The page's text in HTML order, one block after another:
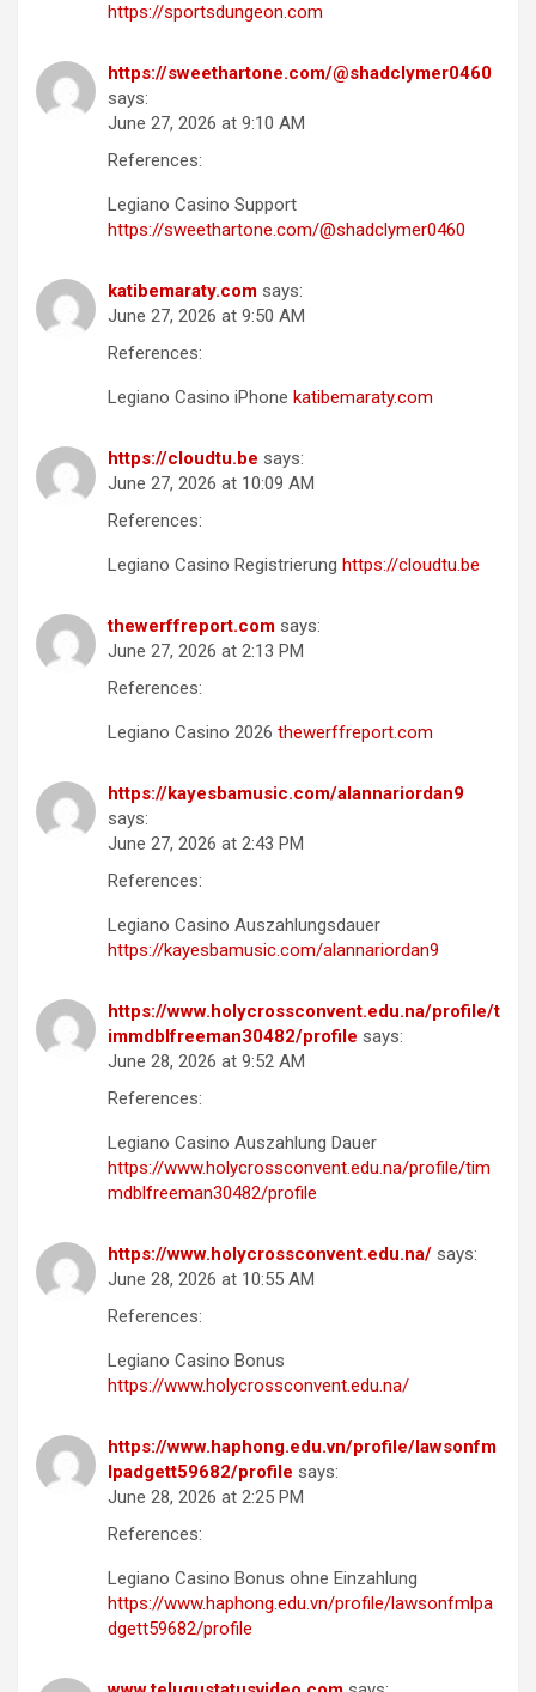
https://sportsdungeon.com
https://sweethartone.com/@shadclymer0460
says:
June 27, 2026 at 9:10 AM
References:
Legiano Casino Support
https://sweethartone.com/@shadclymer0460
katibemaraty.com says:
June 27, 2026 at 9:50 AM
References:
Legiano Casino iPhone katibemaraty.com
https://cloudtu.be says:
June 27, 2026 at 10:09 AM
References:
Legiano Casino Registrierung https://cloudtu.be
thewerffreport.com says:
June 27, 2026 at 2:13 PM
References:
Legiano Casino 2026 thewerffreport.com
https://kayesbamusic.com/alannariordan9
says:
June 27, 2026 at 2:43 PM
References:
Legiano Casino Auszahlungsdauer
https://kayesbamusic.com/alannariordan9
https://www.holycrossconvent.edu.na/profile/t
immdblfreeman30482/profile says:
June 28, 2026 at 9:52 AM
References:
Legiano Casino Auszahlung Dauer
https://www.holycrossconvent.edu.na/profile/tim
mdblfreeman30482/profile
https://www.holycrossconvent.edu.na/ says:
June 28, 2026 at 10:55 AM
References:
Legiano Casino Bonus
https://www.holycrossconvent.edu.na/
https://www.haphong.edu.vn/profile/lawsonfm
lpadgett59682/profile says:
June 28, 2026 at 2:25 PM
References:
Legiano Casino Bonus ohne Einzahlung
https://www.haphong.edu.vn/profile/lawsonfmlpa
dgett59682/profile